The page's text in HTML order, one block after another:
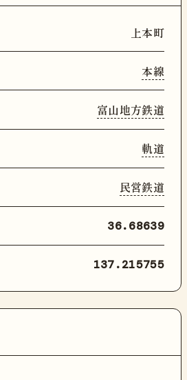
上本町
本線
富山地方鉄道
軌道
民営鉄道
36.68639
137.215755